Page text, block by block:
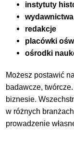
instytuty
wydawnictwa
redakcje
placówki
ośrodki
Możesz postawić
badawcze,
biznesie.
w różnych
prowadzenie